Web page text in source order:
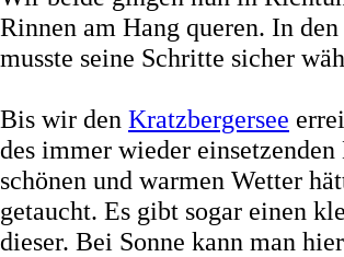
Rinnen am Hang queren. In den
musste seine Schritte sicher
Bis wir den Kratzbergersee
des immer wieder
schönen und warmen Wetter
getaucht. Es gibt sogar einen
dieser. Bei Sonne kann man